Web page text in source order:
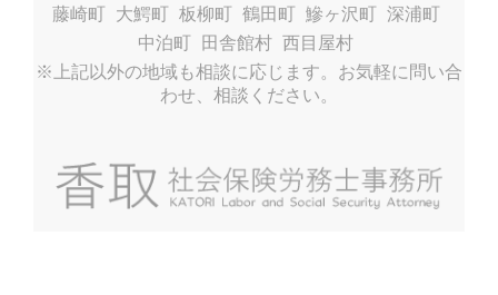
藤崎町 大鰐町 板柳町 鶴田町 鰺ヶ沢町 深浦町
中泊町
田舎館村 西目屋村
※上記以外の地域も相談に応じます。お気軽に問い合
わせ、相談ください。